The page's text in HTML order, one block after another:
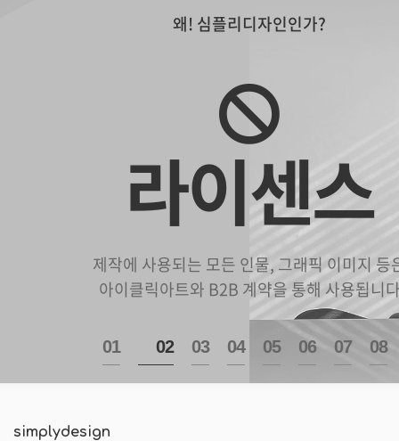
왜! 심플리디자인인가?
라이센스
제작에 사용되는 모든 인물, 그래픽 이미지 등
아이클릭아트와 B2B 계약을 통해 사용됩니
1 2 3 4 5 6 7 8
simplydesign